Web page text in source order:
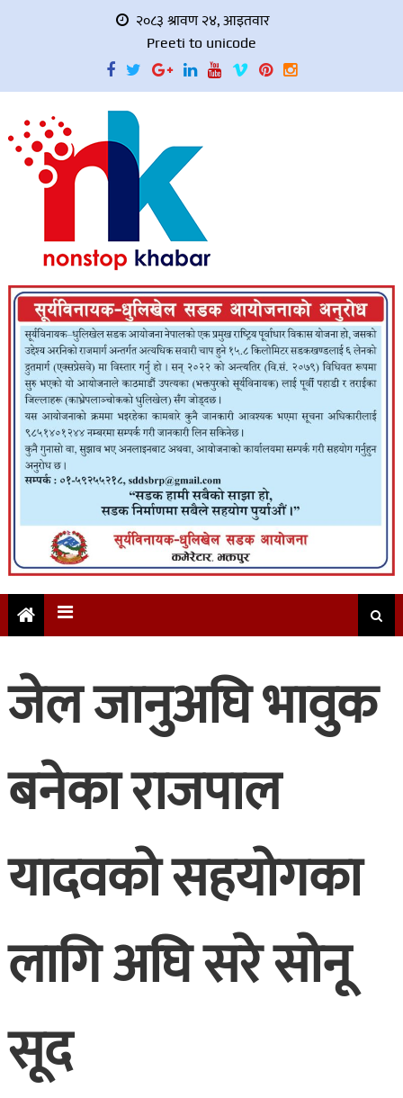
२०८३ श्रावण २४, आइतवार
Preeti to unicode
जेल जानुअघि भावुक
बनेका राजपाल
यादवको सहयोगका
लागि अघि सरे सोनू
सूद